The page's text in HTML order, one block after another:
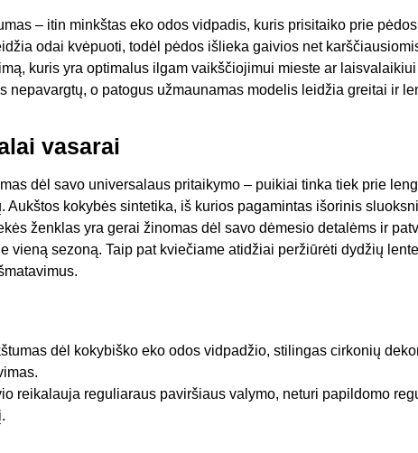
– itin minkštas eko odos vidpadis, kuris prisitaiko prie
odai kvėpuoti, todėl pėdos išlieka gaivios net
kuris yra optimalus ilgam vaikščiojimui mieste ar
nepavargtų, o patogus užmaunamas modelis leidžia greitai ir
vasarai
dėl savo universalaus pritaikymo – puikiai tinka tiek prie
Aukštos kokybės sintetika, iš kurios pagamintas išorinis
ženklas yra gerai žinomas dėl savo dėmesio detalėms ir
vieną sezoną. Taip pat kviečiame atidžiai peržiūrėti dydžių
dėl kokybiško eko odos vidpadžio, stilingas cirkonių
reikalauja reguliaraus paviršiaus valymo, neturi papildomo